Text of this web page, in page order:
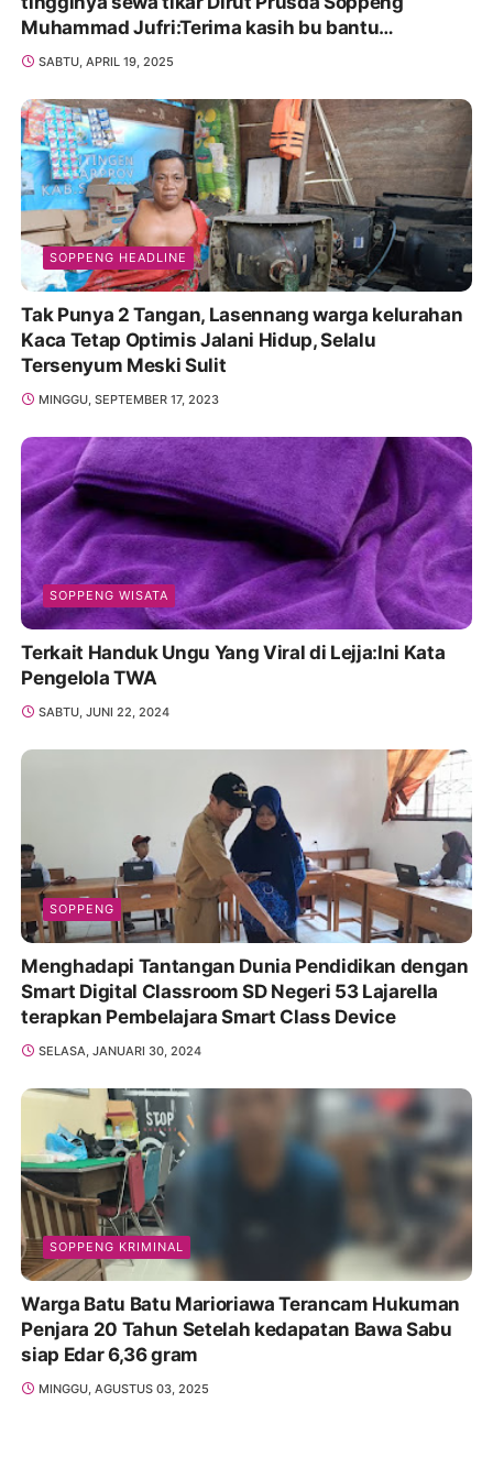
Muhammad Jufri:Terima kasih bu bantu
Promosikan
SABTU, APRIL 19, 2025
SOPPENG HEADLINE
Tak Punya 2 Tangan, Lasennang warga kelurahan
Kaca Tetap Optimis Jalani Hidup, Selalu
Tersenyum Meski Sulit
MINGGU, SEPTEMBER 17, 2023
SOPPENG WISATA
Terkait Handuk Ungu Yang Viral di Lejja:Ini Kata
Pengelola TWA
SABTU, JUNI 22, 2024
SOPPENG
Menghadapi Tantangan Dunia Pendidikan dengan
Smart Digital Classroom SD Negeri 53 Lajarella
terapkan Pembelajara Smart Class Device
SELASA, JANUARI 30, 2024
SOPPENG KRIMINAL
Warga Batu Batu Marioriawa Terancam Hukuman
Penjara 20 Tahun Setelah kedapatan Bawa Sabu
siap Edar 6,36 gram
MINGGU, AGUSTUS 03, 2025